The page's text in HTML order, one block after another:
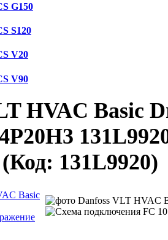
G150
S120
V20
V90
HVAC Basic
(Код: 131L9920)